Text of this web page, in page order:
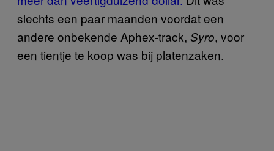
slechts een paar maanden voordat een
andere onbekende Aphex-track, Syro, voor
een tientje te koop was bij platenzaken.